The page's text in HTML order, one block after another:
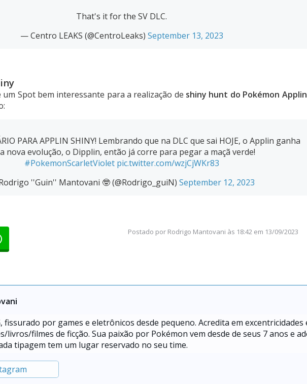
That's it for the SV DLC.
— Centro LEAKS (@CentroLeaks) September 13, 2023
um Spot bem interessante para a realização de shiny hunt do Pokémon Applin
PARA APPLIN SHINY! Lembrando que na DLC que sai HOJE, o Applin ganha
nova evolução, o Dipplin, então já corre para pegar a maçã verde!
#PokemonScarletViolet pic.twitter.com/wzjCjWKr83
''Guin'' Mantovani 🤓 (@Rodrigo_guiN)September 12, 2023
Postado por Rodrigo Mantovani às 18:42 em 13/09/2023
por games e eletrônicos desde pequeno. Acredita em excentricidades
livros/filmes de ficção. Sua paixão por Pokémon vem desde de seus 7 anos e
tipagem tem um lugar reservado no seu time.